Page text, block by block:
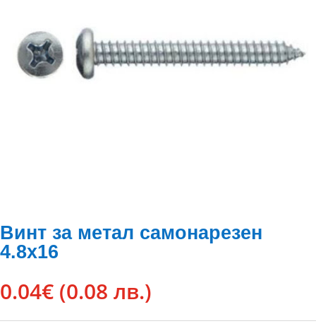
Винт за метал самонарезен
4.8х16
0.04€ (0.08 лв.)